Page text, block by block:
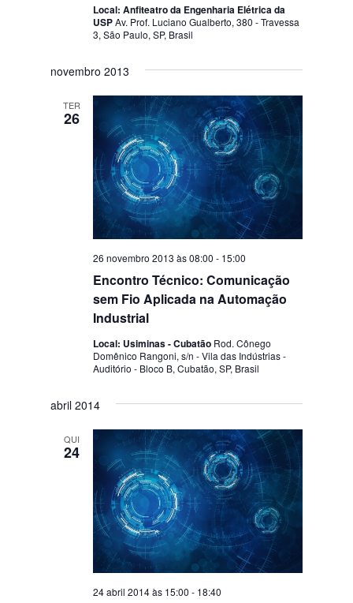
Local: Anfiteatro da Engenharia Elétrica da
USPAv. Prof. Luciano Gualberto, 380 - Travessa
3, São Paulo, SP, Brasil
novembro 2013
TER
26
Encontro Técnico: Comunicação
sem Fio Aplicada na Automação
Industrial
26 novembro 2013 às 08:00 - 15:00
Local: Usiminas - Cubatão Rod. Cônego
Domênico Rangoni, s/n - Vila das Indústrias -
Auditório - Bloco B, Cubatão, SP, Brasil
abril 2014
QUI
24
24 abril 2014 às 15:00 - 18:40